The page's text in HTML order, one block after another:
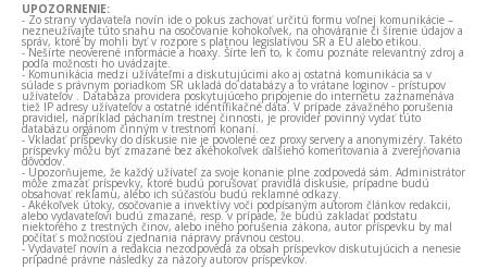
UPOZORNENIE:
- Zo strany vydavateľa novín ide o pokus zachovať určitú formu voľnej komunikácie –
nezneužívajte túto snahu na osočovanie kohokoľvek, na ohováranie či šírenie údajov a
správ, ktoré by mohli byť v rozpore s platnou legislatívou SR a EÚ alebo etikou.
- Nešírte neoverené informácie a hoaxy. Šírte len to, k čomu poznáte relevantný zdroj a
podľa možnosti ho uvádzajte.
- Komunikácia medzi užívateľmi a diskutujúcimi ako aj ostatná komunikácia sa v
súlade s právnym poriadkom SR ukladá do databázy a to vrátane loginov - prístupov
užívateľov . Databáza providera poskytujúceho pripojenie do internetu zaznamenáva
tiež IP adresy užívateľov a ostatné identifikačné dáta. V prípade závažného porušenia
pravidiel, napríklad páchaním trestnej činnosti, je provider povinný vydať túto
databázu orgánom činným v trestnom konaní.
- Vkladať príspevky do diskusie nie je povolené cez proxy servery a anonymizéry. Takéto
príspevky môžu byť zmazané bez akéhokoľvek ďalšieho komentovania a zverejňovania
dôvodov.
- Upozorňujeme, že každý užívateľ za svoje konanie plne zodpovedá sám. Administrátor
môže zmazať príspevky, ktoré budú porušovať pravidlá diskusie, prípadne budú
obsahovať reklamu, alebo ich súčasťou budú reklamné odkazy.
- Akékoľvek útoky, osočovanie a invektívy voči podpísaným autorom článkov redakcii,
alebo vydavateľovi budú zmazané, resp. v prípade, že budú zakladať podstatu
niektorého z trestných činov, alebo iného porušenia zákona, autor príspevku by mal
počítať s možnosťou zjednania nápravy právnou cestou.
- Vydavateľ novín a redakcia nezodpovedá za obsah príspevkov diskutujúcich a nenesie
prípadné právne následky za názory autorov príspevkov.